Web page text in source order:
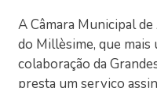
A Câmara Municipal
do Millèsime, que mais
colaboração da
presta um serviço